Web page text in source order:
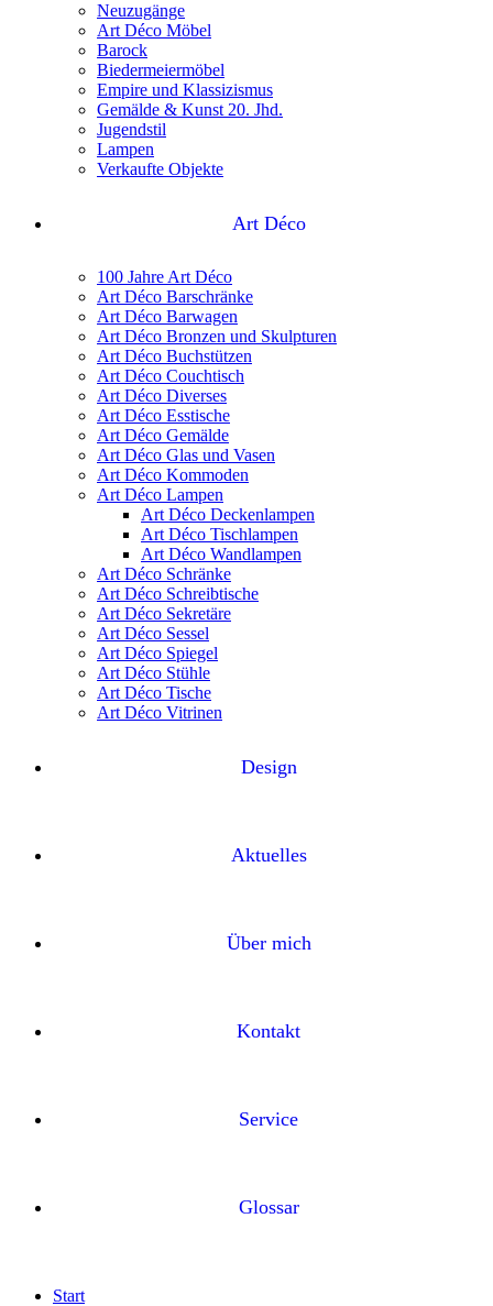
Neuzugänge
Art Déco Möbel
Barock
Biedermeiermöbel
Empire und Klassizismus
Gemälde & Kunst 20. Jhd.
Jugendstil
Lampen
Verkaufte Objekte
Art Déco
100 Jahre Art Déco
Art Déco Barschränke
Art Déco Barwagen
Art Déco Bronzen und Skulpturen
Art Déco Buchstützen
Art Déco Couchtisch
Art Déco Diverses
Art Déco Esstische
Art Déco Gemälde
Art Déco Glas und Vasen
Art Déco Kommoden
Art Déco Lampen
Art Déco Deckenlampen
Art Déco Tischlampen
Art Déco Wandlampen
Art Déco Schränke
Art Déco Schreibtische
Art Déco Sekretäre
Art Déco Sessel
Art Déco Spiegel
Art Déco Stühle
Art Déco Tische
Art Déco Vitrinen
Design
Aktuelles
Über mich
Kontakt
Service
Glossar
Start